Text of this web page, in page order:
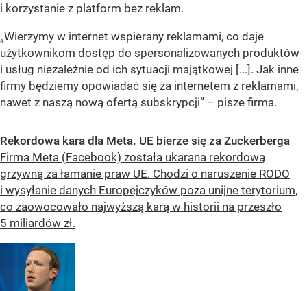
i korzystanie z platform bez reklam.
„Wierzymy w internet wspierany reklamami, co daje
użytkownikom dostęp do spersonalizowanych produktów
i usług niezależnie od ich sytuacji majątkowej [...]. Jak inne
firmy będziemy opowiadać się za internetem z reklamami,
nawet z naszą nową ofertą subskrypcji” – pisze firma.
Rekordowa kara dla Meta. UE bierze się za Zuckerberga
Firma Meta (Facebook) została ukarana rekordową
grzywną za łamanie praw UE. Chodzi o naruszenie RODO
i wysyłanie danych Europejczyków poza unijne terytorium,
co zaowocowało najwyższą karą w historii na przeszło
5 miliardów zł.